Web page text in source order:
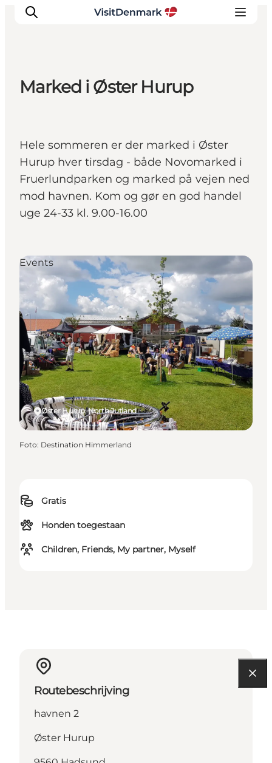
Wat te doen
Accommodaties
Plan je reis
Marked i Øster Hurup
Hele sommeren er der marked i Øster
Hurup hver tirsdag - både Novomarked i
Fruerlundparken og marked på vejen ned
mod havnen. Kom og gør en god handel
uge 24-33 kl. 9.00-16.00
Gratis
Honden toegestaan
Children, Friends, My partner, Myself
Øster Hurup, North Jutland
Events
Foto: Destination Himmerland
Routebeschrijving
havnen 2
Øster Hurup